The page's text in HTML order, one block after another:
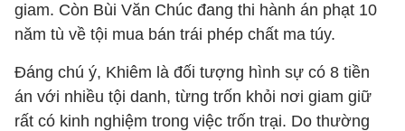
giam. Còn Bùi Văn Chúc đang thi hành án phạt 10
năm tù về tội mua bán trái phép chất ma túy.
Đáng chú ý, Khiêm là đối tượng hình sự có 8 tiền
án với nhiều tội danh, từng trốn khỏi nơi giam giữ
rất có kinh nghiệm trong việc trốn trại. Do thường